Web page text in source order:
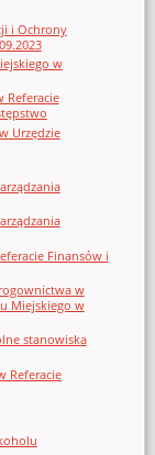
i Ochrony
w
Referacie
Urzędzie
Finansów i
w
Miejskiego w
stanowiska
Referacie